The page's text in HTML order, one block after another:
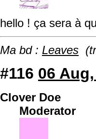
hello ! ça sera à
Ma bd : Leaves
#116 06
Clover Doe
Moderator